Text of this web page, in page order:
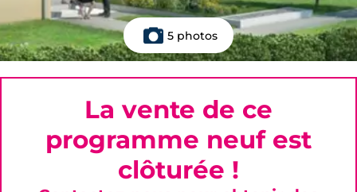
5 photos
La vente de ce
programme neuf est
clôturée !